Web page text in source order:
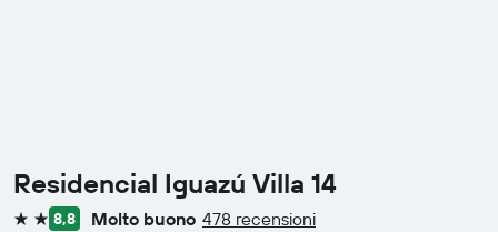
Residencial Iguazú Villa 14
2 stelle
8,8 Molto buono 478 recensioni